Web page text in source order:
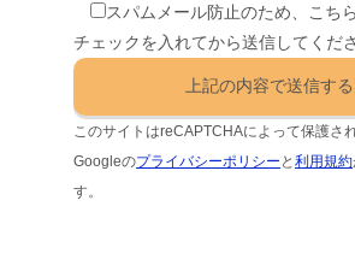
スパムメール防止のため、こち
チェックを入れてから送信してくださ
このサイトはreCAPTCHAによって保護さ
Googleのプライバシーポリシー と利用規約
す。